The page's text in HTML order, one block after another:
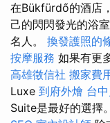
在Bükfürdő的酒店
己的閃閃發光的浴
名人。 換發護照的
按摩服務 如果有更
高雄徵信社 搬家費
Luxe 到府外燴 台
Suite是最好的選擇。